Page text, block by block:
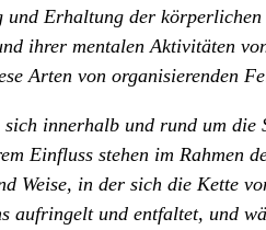
Erhaltung der
ihrer mentalen Aktivitäten
Arten von organisierenden
innerhalb und rund um
Einfluss stehen im Rahmen
Weise, in der sich die Kette
aufringelt und entfaltet, und